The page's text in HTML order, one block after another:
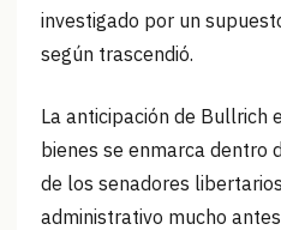
investigado por un
según trascendió.
La anticipación de Bullrich
bienes se enmarca dentro
de los senadores
administrativo mucho